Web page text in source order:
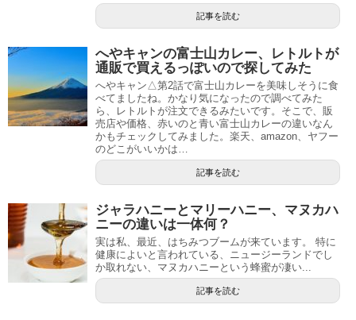
記事を読む
へやキャンの富士山カレー、レトルトが
通販で買えるっぽいので探してみた
へやキャン△第2話で富士山カレーを美味しそうに食
べてましたね。かなり気になったので調べてみた
ら、レトルトが注文できるみたいです。そこで、販
売店や価格、赤いのと青い富士山カレーの違いなん
かもチェックしてみました。楽天、amazon、ヤフー
のどこがいいかは…
記事を読む
ジャラハニーとマリーハニー、マヌカハ
ニーの違いは一体何？
実は私、最近、はちみつブームが来ています。 特に
健康によいと言われている、ニュージーランドでし
か取れない、マヌカハニーという蜂蜜が凄い...
記事を読む